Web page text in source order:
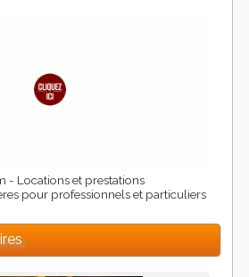
- Locations et prestations
pour professionnels et particuliers